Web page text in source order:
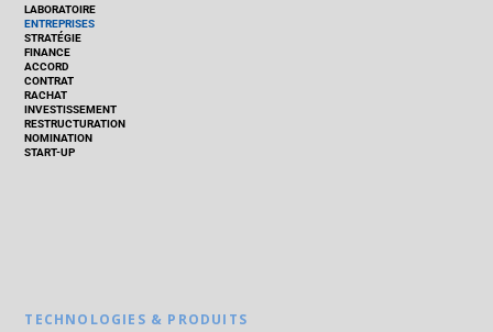
LABORATOIRE
ENTREPRISES
STRATÉGIE
FINANCE
ACCORD
CONTRAT
RACHAT
INVESTISSEMENT
RESTRUCTURATION
NOMINATION
START-UP
TECHNOLOGIES & PRODUITS